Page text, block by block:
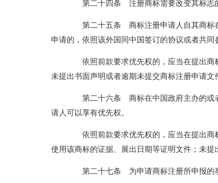
第二十四条 注册商标需要改变其标志
第二十五条 商标注册申请人自其商标在
申请的，依照该外国同中国签订的协议或者共
依照前款要求优先权的，应当在提出商
未提出书面声明或者逾期未提交商标注册申请
第二十六条 商标在中国政府主办的或者
请人可以享有优先权。
依照前款要求优先权的，应当在提出商
使用该商标的证据、展出日期等证明文件；未
第二十七条 为申请商标注册所申报的